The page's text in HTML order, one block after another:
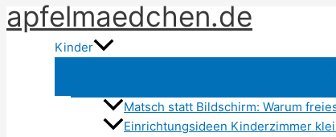
Zum
Inhalt
springen
apfelmaedchen.de
Kinder
Matsch statt Bildschirm: Warum
Einrichtungsideen Kinderzimmer